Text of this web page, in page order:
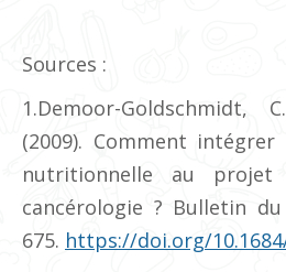
Sources :
1.Demoor-
(2009). Comment
nutritionnelle au projet
cancérologie ? Bulletin du
675. https://doi.org/